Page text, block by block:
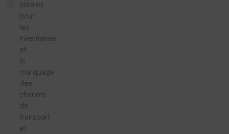
idéales
pour
les
inventaires
et
le
marquage
des
chariots
de
transport
et